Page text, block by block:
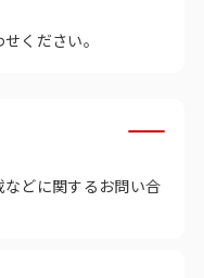
ください。
どに関するお問い合